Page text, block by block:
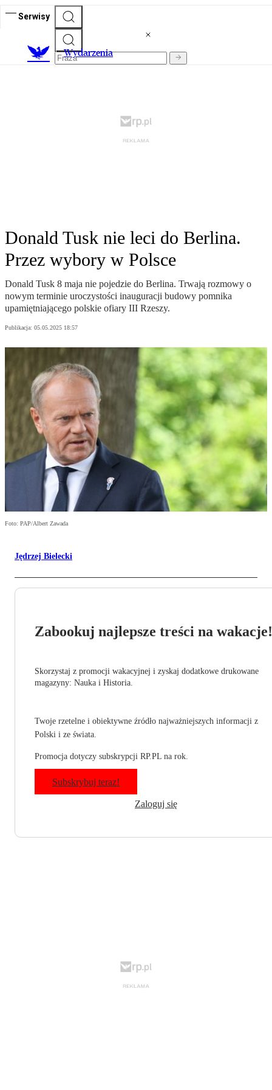
Serwisy
Wydarzenia
Donald Tusk nie leci do Berlina.
Przez wybory w Polsce
Donald Tusk 8 maja nie pojedzie do Berlina. Trwają rozmowy o
nowym terminie uroczystości inauguracji budowy pomnika
upamiętniającego polskie ofiary III Rzeszy.
Publikacja: 05.05.2025 18:57
Foto: PAP/Albert Zawada
Jędrzej Bielecki
Zabookuj najlepsze treści na wakacje!
Skorzystaj z promocji wakacyjnej i zyskaj dodatkowe drukowane
magazyny: Nauka i Historia.
Twoje rzetelne i obiektywne źródło najważniejszych informacji z
Polski i ze świata.
Promocja dotyczy subskrypcji RP.PL na rok.
Subskrybuj teraz!
Zaloguj się